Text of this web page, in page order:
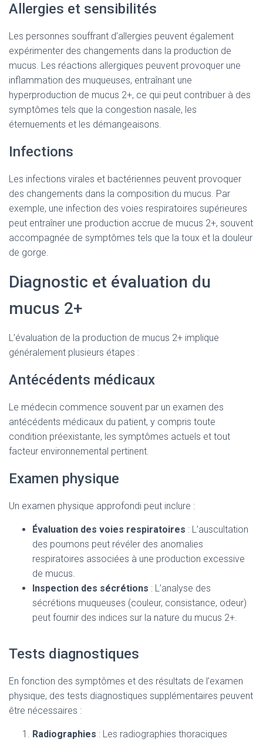
Allergies et sensibilités
Les personnes souffrant d’allergies peuvent également
expérimenter des changements dans la production de
mucus. Les réactions allergiques peuvent provoquer une
inflammation des muqueuses, entraînant une
hyperproduction de mucus 2+, ce qui peut contribuer à des
symptômes tels que la congestion nasale, les
éternuements et les démangeaisons.
Infections
Les infections virales et bactériennes peuvent provoquer
des changements dans la composition du mucus. Par
exemple, une infection des voies respiratoires supérieures
peut entraîner une production accrue de mucus 2+, souvent
accompagnée de symptômes tels que la toux et la douleur
de gorge.
Diagnostic et évaluation du
mucus 2+
L’évaluation de la production de mucus 2+ implique
généralement plusieurs étapes :
Antécédents médicaux
Le médecin commence souvent par un examen des
antécédents médicaux du patient, y compris toute
condition préexistante, les symptômes actuels et tout
facteur environnemental pertinent.
Examen physique
Un examen physique approfondi peut inclure :
Évaluation des voies respiratoires : L’auscultation
des poumons peut révéler des anomalies
respiratoires associées à une production excessive
de mucus.
Inspection des sécrétions : L’analyse des
sécrétions muqueuses (couleur, consistance, odeur)
peut fournir des indices sur la nature du mucus 2+.
Tests diagnostiques
En fonction des symptômes et des résultats de l’examen
physique, des tests diagnostiques supplémentaires peuvent
être nécessaires :
Radiographies : Les radiographies thoraciques